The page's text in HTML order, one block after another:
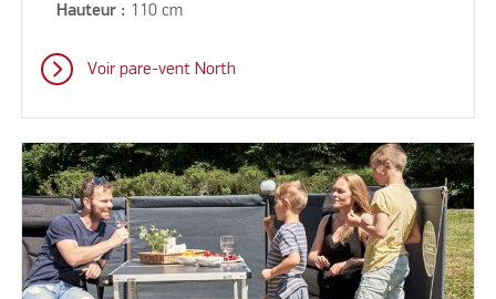
Hauteur : 110 cm
Voir pare-vent North